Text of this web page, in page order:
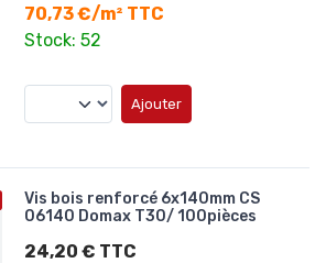
70,73 €/m² TTC
Stock: 52
Ajouter
Vis bois renforcé 6x140mm CS
06140 Domax T30/ 100pièces
24,20 € TTC